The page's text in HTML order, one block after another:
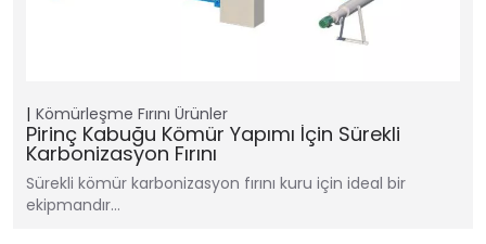
Kömürleşme Fırını Ürünler
Pirinç Kabuğu Kömür Yapımı İçin Sürekli
Karbonizasyon Fırını
Sürekli kömür karbonizasyon fırını kuru için ideal bir
ekipmandır…